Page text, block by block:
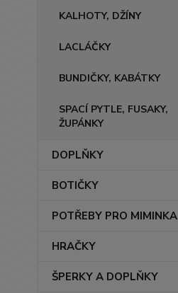
KALHOTY, DŽÍNY
LACLÁČKY
BUNDIČKY, KABÁTKY
SPACÍ PYTLE, FUSAKY,
ŽUPÁNKY
DOPLŇKY
BOTIČKY
POTŘEBY PRO MIMINKA
HRAČKY
ŠPERKY A DOPLŇKY